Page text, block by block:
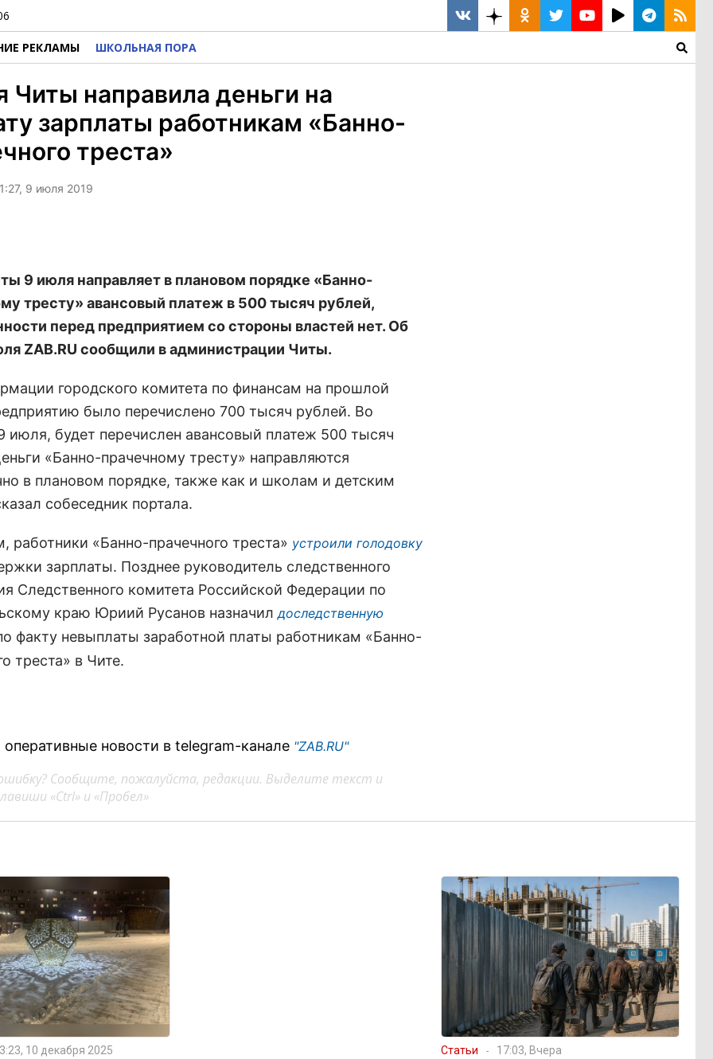
РЕКЛАМЫ ШКОЛЬНАЯ ПОРА
Читы направила деньги на
зарплаты работникам «Банно-
треста»
9 июля 2019
9 июля направляет в плановом порядке «Банно-
тресту» авансовый платеж в 500 тысяч рублей,
перед предприятием со стороны властей нет. Об
ZAB.RU сообщили в администрации Читы.
городского комитета по финансам на прошлой
было перечислено 700 тысяч рублей. Во
июля, будет перечислен авансовый платеж 500 тысяч
«Банно-прачечному тресту» направляются
в плановом порядке, также как и школам и детским
собеседник портала.
работники «Банно-прачечного треста» устроили голодовку
зарплаты. Позднее руководитель следственного
Следственного комитета Российской Федерации по
краю Юриий Русанов назначил доследственную
факту невыплаты заработной платы работникам «Банно-
треста» в Чите.
новости в telegram-канале "ZAB.RU"
Сообщите, пожалуйста, редакции. Выделите текст и
«Ctrl» и «Пробел»
10 декабря 2025 Статьи 17:03, Вчера